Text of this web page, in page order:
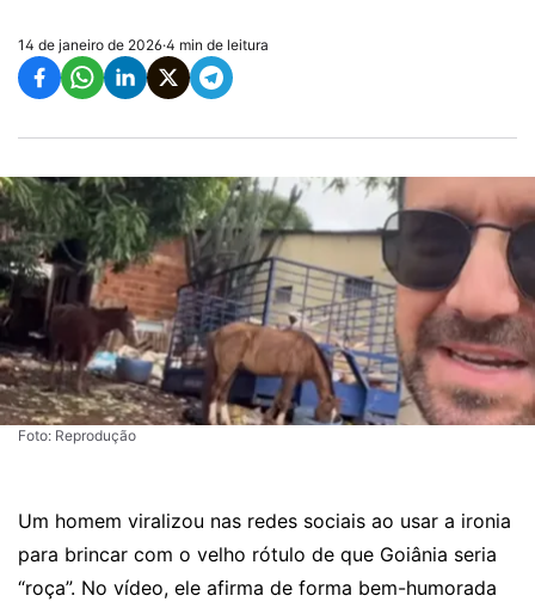
14 de janeiro de 2026·4 min de leitura
Foto: Reprodução
Um homem viralizou nas redes sociais ao usar a ironia
para brincar com o velho rótulo de que Goiânia seria
“roça”. No vídeo, ele afirma de forma bem-humorada